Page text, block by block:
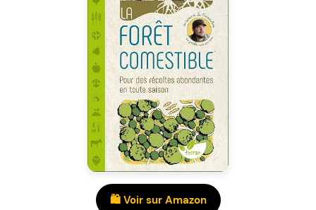
🛍️ Voir sur Amazon